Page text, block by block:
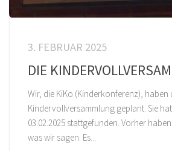
3. FEBRUAR 2025
DIE
Wir, die KiKo (Kinderkonferenz), haben
Kindervollversammlung geplant. Sie
03.02.2025 stattgefunden. Vorher
was wir sagen. Es...